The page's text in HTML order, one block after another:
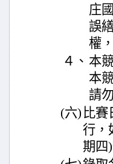
庄
誤
權
４、 本
本
請
(六) 比賽
行，
期四